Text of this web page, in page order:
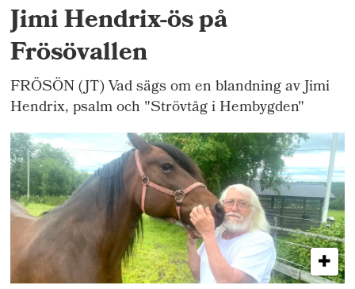
Jimi Hendrix-ös på
Frösövallen
FRÖSÖN (JT) Vad sägs om en blandning av Jimi
Hendrix, psalm och "Strövtåg i Hembygden"